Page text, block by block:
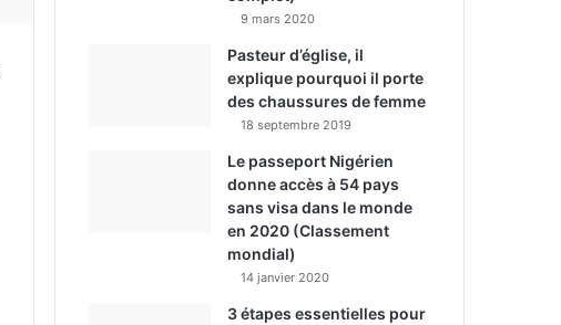
9 mars 2020
Pasteur d’église, il
explique pourquoi il porte
des chaussures de femme
18 septembre 2019
Le passeport Nigérien
donne accès à 54 pays
sans visa dans le monde
en 2020 (Classement
mondial)
14 janvier 2020
3 étapes essentielles pour